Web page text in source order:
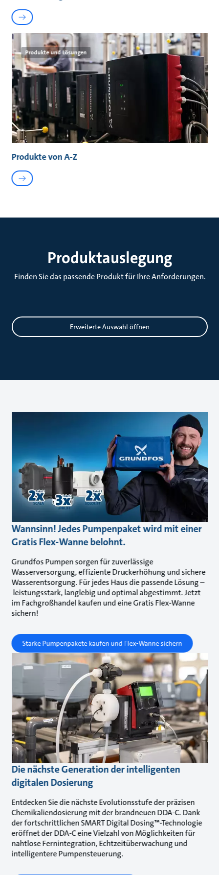
Produkte und Lösungen
Produkte von A-Z
Produktauslegung
Finden Sie das passende Produkt für Ihre Anforderungen.
Erweiterte Auswahl öffnen
Wannsinn! Jedes Pumpenpaket wird mit einer
Gratis Flex-Wanne belohnt.
Grundfos Pumpen sorgen für zuverlässige
Wasserversorgung, effiziente Druckerhöhung und sichere
Wasserentsorgung. Für jedes Haus die passende Lösung –
leistungsstark, langlebig und optimal abgestimmt. Jetzt
im Fachgroßhandel kaufen und eine Gratis Flex-Wanne
sichern!
Starke Pumpenpakete kaufen und Flex-Wanne sichern
Die nächste Generation der intelligenten
digitalen Dosierung
Entdecken Sie die nächste Evolutionsstufe der präzisen
Chemikaliendosierung mit der brandneuen DDA-C. Dank
der fortschrittlichen SMART Digital Dosing™-Technologie
eröffnet der DDA-C eine Vielzahl von Möglichkeiten für
nahtlose Fernintegration, Echtzeitüberwachung und
intelligentere Pumpensteuerung.